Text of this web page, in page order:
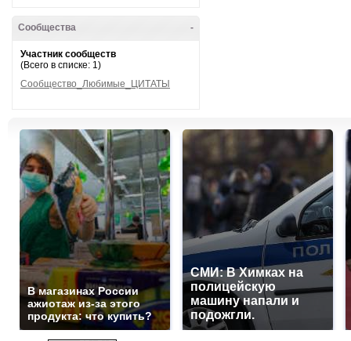
-
Сообщества
Участник сообществ
(Всего в списке: 1)
Сообщество_Любимые_ЦИТАТЫ
В магазинах России
ажиотаж из-за этого
продукта: что купить?
СМИ: В Химках на
полицейскую
машину напали и
подожгли.